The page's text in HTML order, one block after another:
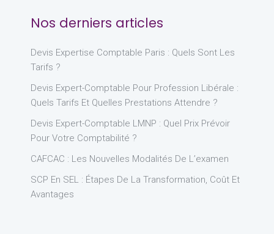
Nos derniers articles
Devis Expertise Comptable Paris : Quels Sont Les
Tarifs ?
Devis Expert-Comptable Pour Profession Libérale :
Quels Tarifs Et Quelles Prestations Attendre ?
Devis Expert-Comptable LMNP : Quel Prix Prévoir
Pour Votre Comptabilité ?
CAFCAC : Les Nouvelles Modalités De L’examen
SCP En SEL : Étapes De La Transformation, Coût Et
Avantages